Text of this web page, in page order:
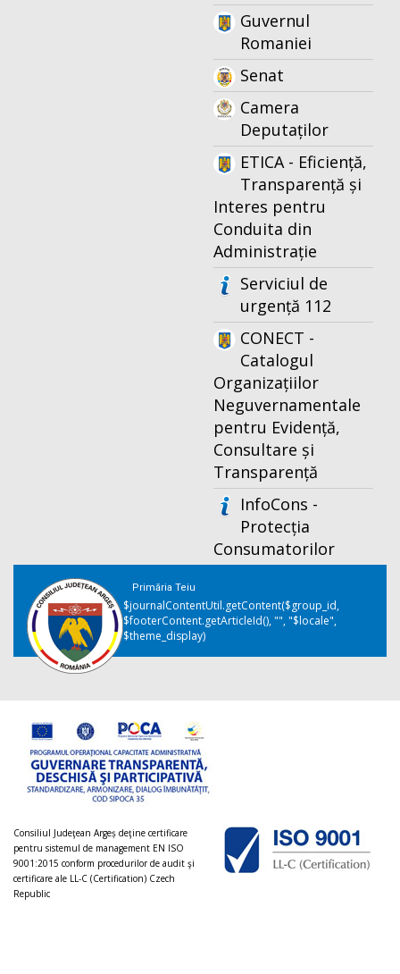
Guvernul
Romaniei
Senat
Camera
Deputaților
ETICA - Eficiență,
Transparență și
Interes pentru
Conduita din
Administrație
Serviciul de
urgență 112
CONECT -
Catalogul
Organizațiilor
Neguvernamentale
pentru Evidență,
Consultare și
Transparență
InfoCons -
Protecția
Consumatorilor
Primăria Teiu
$journalContentUtil.getContent($group_id,
$footerContent.getArticleId(), "", "$locale",
$theme_display)
Consiliul Judeţean Argeș deţine certificare
pentru sistemul de management EN ISO
9001:2015 conform procedurilor de audit şi
certificare ale LL-C (Certification) Czech
Republic